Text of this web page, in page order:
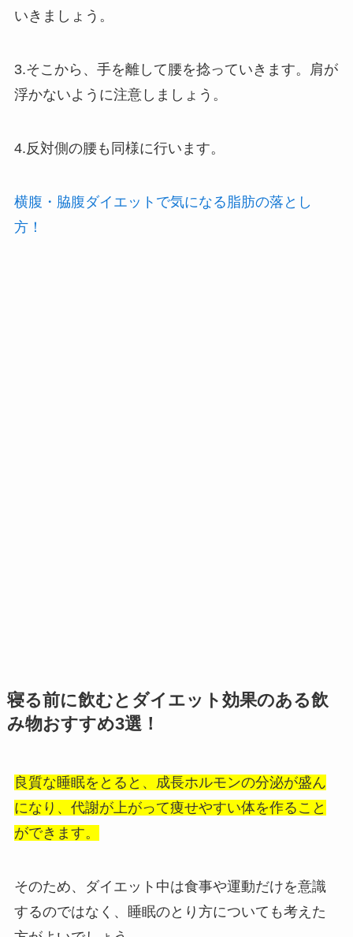
いきましょう。
3.そこから、手を離して腰を捻っていきます。肩が
浮かないように注意しましょう。
4.反対側の腰も同様に行います。
横腹・脇腹ダイエットで気になる脂肪の落とし
方！
寝る前に飲むとダイエット効果のある飲
み物おすすめ3選！
良質な睡眠をとると、成長ホルモンの分泌が盛ん
になり、代謝が上がって痩せやすい体を作ること
ができます。
そのため、ダイエット中は食事や運動だけを意識
するのではなく、睡眠のとり方についても考えた